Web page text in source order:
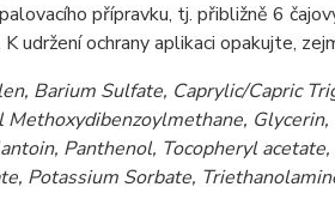
přípravku, tj. přibližně 6
udržení ochrany aplikaci opakujte,
Barium Sulfate, Caprylic/Capric
Methoxydibenzoylmethane,
Panthenol, Tocopheryl
Potassium Sorbate,